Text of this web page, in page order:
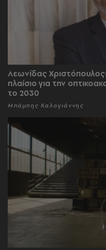
Λεωνίδας
πλαίσιο για την
το 2030
Μπάμπης Καλογιάννης